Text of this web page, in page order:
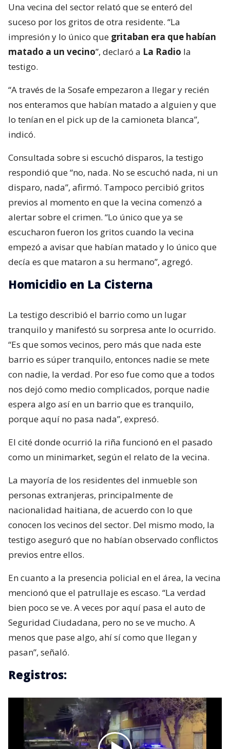
Una vecina del sector relató que se enteró del
suceso por los gritos de otra residente. “La
impresión y lo único que gritaban era que habían
matado a un vecino”, declaró a La Radio la
testigo.
“A través de la Sosafe empezaron a llegar y recién
nos enteramos que habían matado a alguien y que
lo tenían en el pick up de la camioneta blanca”,
indicó.
Consultada sobre si escuchó disparos, la testigo
respondió que “no, nada. No se escuchó nada, ni un
disparo, nada”, afirmó. Tampoco percibió gritos
previos al momento en que la vecina comenzó a
alertar sobre el crimen. “Lo único que ya se
escucharon fueron los gritos cuando la vecina
empezó a avisar que habían matado y lo único que
decía es que mataron a su hermano”, agregó.
Homicidio en La Cisterna
La testigo describió el barrio como un lugar
tranquilo y manifestó su sorpresa ante lo ocurrido.
“Es que somos vecinos, pero más que nada este
barrio es súper tranquilo, entonces nadie se mete
con nadie, la verdad. Por eso fue como que a todos
nos dejó como medio complicados, porque nadie
espera algo así en un barrio que es tranquilo,
porque aquí no pasa nada”, expresó.
El cité donde ocurrió la riña funcionó en el pasado
como un minimarket, según el relato de la vecina.
La mayoría de los residentes del inmueble son
personas extranjeras, principalmente de
nacionalidad haitiana, de acuerdo con lo que
conocen los vecinos del sector. Del mismo modo, la
testigo aseguró que no habían observado conflictos
previos entre ellos.
En cuanto a la presencia policial en el área, la vecina
mencionó que el patrullaje es escaso. “La verdad
bien poco se ve. A veces por aquí pasa el auto de
Seguridad Ciudadana, pero no se ve mucho. A
menos que pase algo, ahí sí como que llegan y
pasan”, señaló.
Registros: